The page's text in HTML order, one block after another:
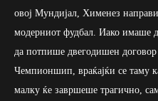
овој Мундијал, Хименез направи
модерниот фудбал. Иако имаше
да потпише двегодишен
Чемпионшип, враќајќи се таму
малку ќе завршеше трагично,